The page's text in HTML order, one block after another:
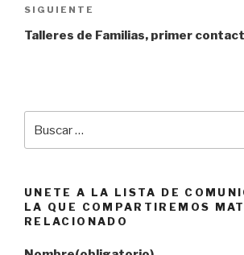
Siguiente
entrada
SIGUIENTE
Talleres de Familias, primer
por:
UNETE A LA LISTA DE
LA QUE COMPARTIREMOS
RELACIONADO